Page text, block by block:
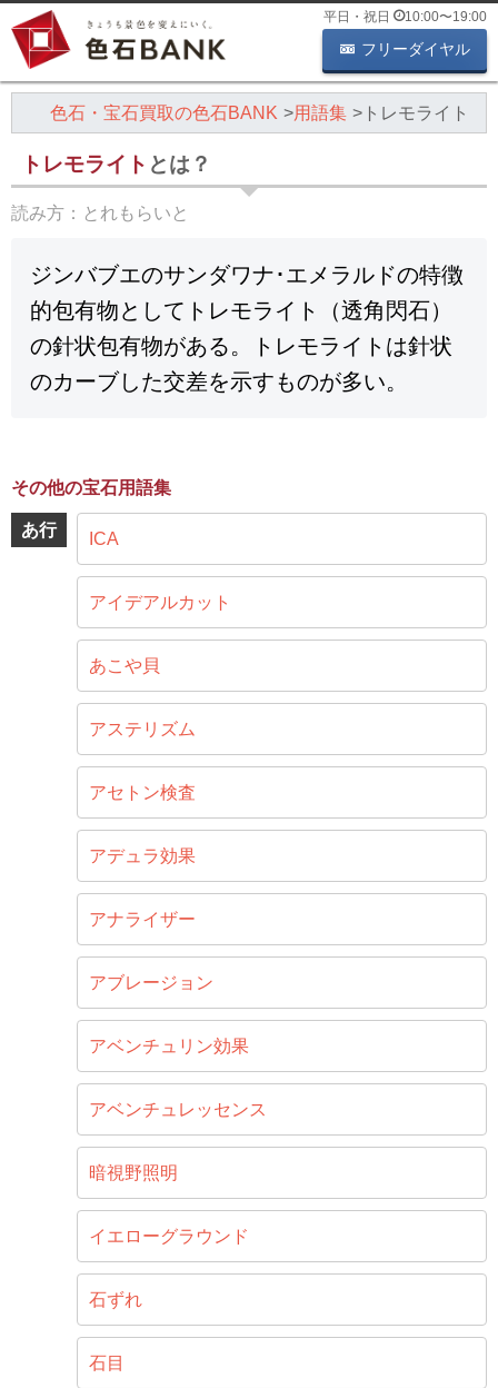
平日・祝日 10:00〜19:00
フリーダイヤル
色石・宝石買取の色石BANK 用語集 トレモライト
トレモライト とは？
読み方： とれもらいと
ジンバブエのサンダワナ･エメラルドの特徴
的包有物としてトレモライト（透角閃石）
の針状包有物がある。トレモライトは針状
のカーブした交差を示すものが多い。
その他の宝石用語集
あ行 ICA
アイデアルカット
あこや貝
アステリズム
アセトン検査
アデュラ効果
アナライザー
アブレージョン
アベンチュリン効果
アベンチュレッセンス
暗視野照明
イエローグラウンド
石ずれ
石目